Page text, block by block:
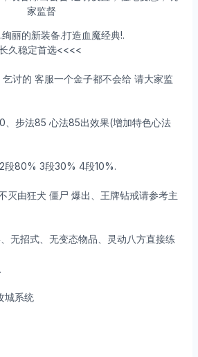
家监督
丽的新装备.打造血魔经典!.
久稳定首选<<<<
讨的 客服一个金子都不会给 请大家监
、步法85 心法85出效果(增加特色心法
段80% 3段30% 4段10%.
灭由狂犬 僵尸 爆出、王牌钻戒请参考主
无招式、无变态物品、灵动八方直接练
城系统